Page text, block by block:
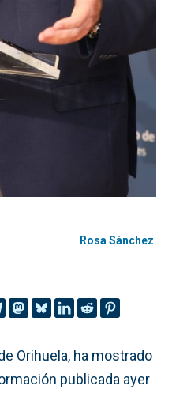
Rosa Sánchez
Orihuela, ha mostrado
publicada ayer